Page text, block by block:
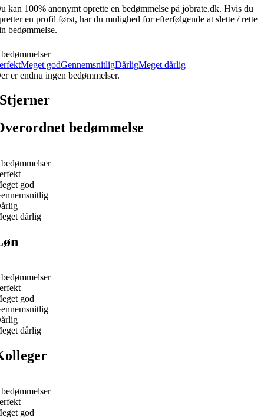
kan 100% anonymt oprette en bedømmelse på jobrate.dk. Hvis du
en profil først, har du mulighed for efterfølgende at slette / rette
bedømmelse.
Meget godGennemsnitligDårligMeget dårlig
er endnu ingen bedømmelser.
Stjerner
bedømmelse
god
dårlig
god
dårlig
god